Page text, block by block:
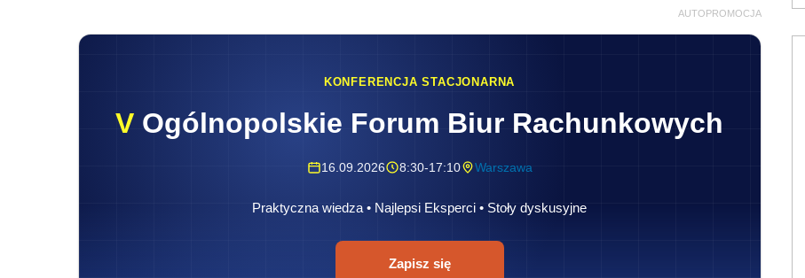
AUTOPROMOCJA
KONFERENCJA STACJONARNA
V Ogólnopolskie Forum Biur Rachunkowych
16.09.2026 8:30-17:10 Warszawa
Praktyczna wiedza • Najlepsi Eksperci • Stoły dyskusyjne
Zapisz się